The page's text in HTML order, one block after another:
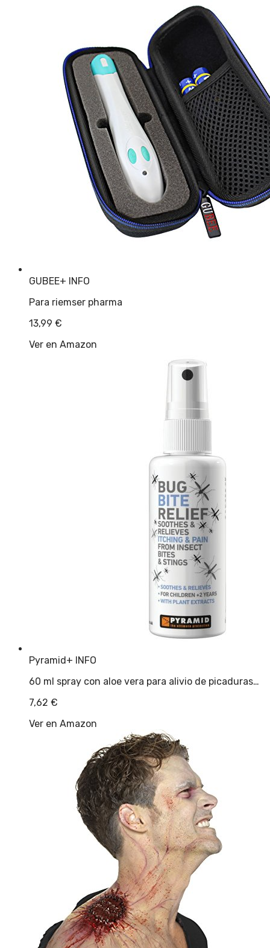
GUBEE+ INFO
Para riemser pharma
13,99 €
Ver en Amazon
Pyramid+ INFO
60 ml spray con aloe vera para alivio de picaduras…
7,62 €
Ver en Amazon